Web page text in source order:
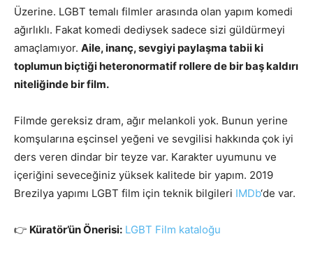
Üzerine. LGBT temalı filmler arasında olan yapım komedi
ağırlıklı. Fakat komedi dediysek sadece sizi güldürmeyi
amaçlamıyor. Aile, inanç, sevgiyi paylaşma tabii ki
toplumun biçtiği heteronormatif rollere de bir baş kaldırı
niteliğinde bir film.
Filmde gereksiz dram, ağır melankoli yok. Bunun yerine
komşularına eşcinsel yeğeni ve sevgilisi hakkında çok iyi
ders veren dindar bir teyze var. Karakter uyumunu ve
içeriğini seveceğiniz yüksek kalitede bir yapım. 2019
Brezilya yapımı LGBT film için teknik bilgileri IMDb‘de var.
👉 Küratör’ün Önerisi: LGBT Film kataloğu